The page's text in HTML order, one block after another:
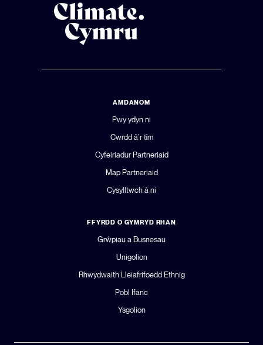
AMDANOM
Pwy ydyn ni
Cwrdd â’r tîm
Cyfeiriadur Partneriaid
Map Partneriaid
Cysylltwch â ni
FFYRDD O GYMRYD RHAN
Grŵpiau a Busnesau
Unigolion
Rhwydwaith Lleiafrifoedd Ethnig
Pobl Ifanc
Ysgolion